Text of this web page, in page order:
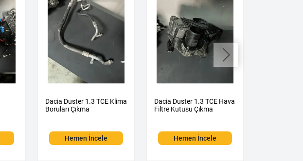
Dacia Duster 1.3 TCE Klima
Boruları Çıkma
Hemen İncele
Dacia Duster 1.3 TCE Hava
Filtre Kutusu Çıkma
Hemen İncele